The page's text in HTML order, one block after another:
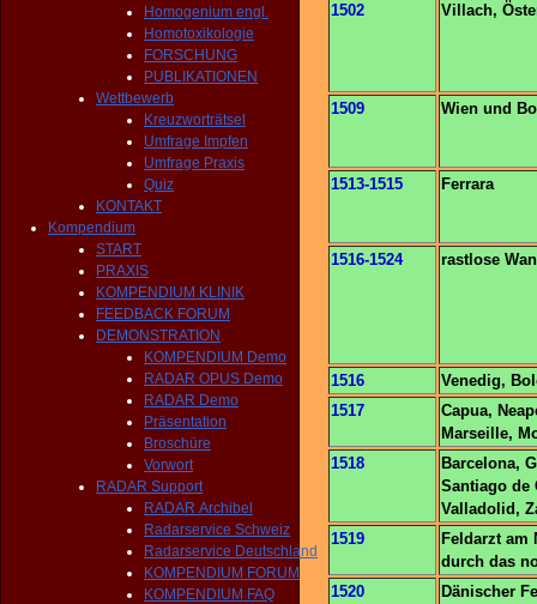
Homogenium engl.
Homotoxikologie
FORSCHUNG
PUBLIKATIONEN
Wettbewerb
Kreuzworträtsel
Umfrage Impfen
Umfrage Praxis
Quiz
KONTAKT
Kompendium
START
PRAXIS
KOMPENDIUM KLINIK
FEEDBACK FORUM
DEMONSTRATION
KOMPENDIUM Demo
RADAR OPUS Demo
RADAR Demo
Präsentation
Broschüre
Vorwort
RADAR Support
RADAR Archibel
Radarservice Schweiz
Radarservice Deutschland
KOMPENDIUM FORUM
KOMPENDIUM FAQ
1502 Villach,
1509 Wien und
1513-1515 Ferrara
1516-1524 rastlose
1516
Venedig,
1517
Capua,
Marseille,
1518
Barcelona,
Santiago de
Valladolid,
1519
Feldarzt am
durch das
1520
Dänischer